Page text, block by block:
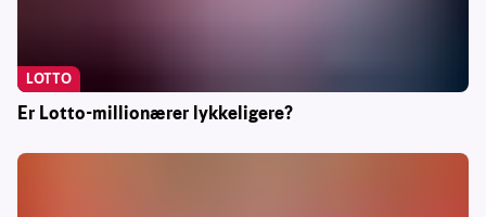
Er Lotto-millionærer lykkeligere?
LOTTO